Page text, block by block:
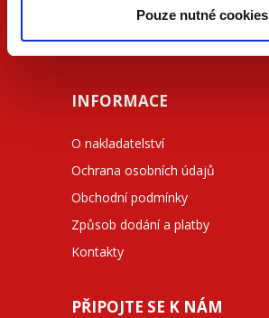
Pouze nutné cookies
facebook.com/beck.cz
INFORMACE
O nakladatelství
Ochrana osobních údajů
Obchodní podmínky
Způsob dodání a platby
Kontakty
PŘIPOJTE SE K NÁM